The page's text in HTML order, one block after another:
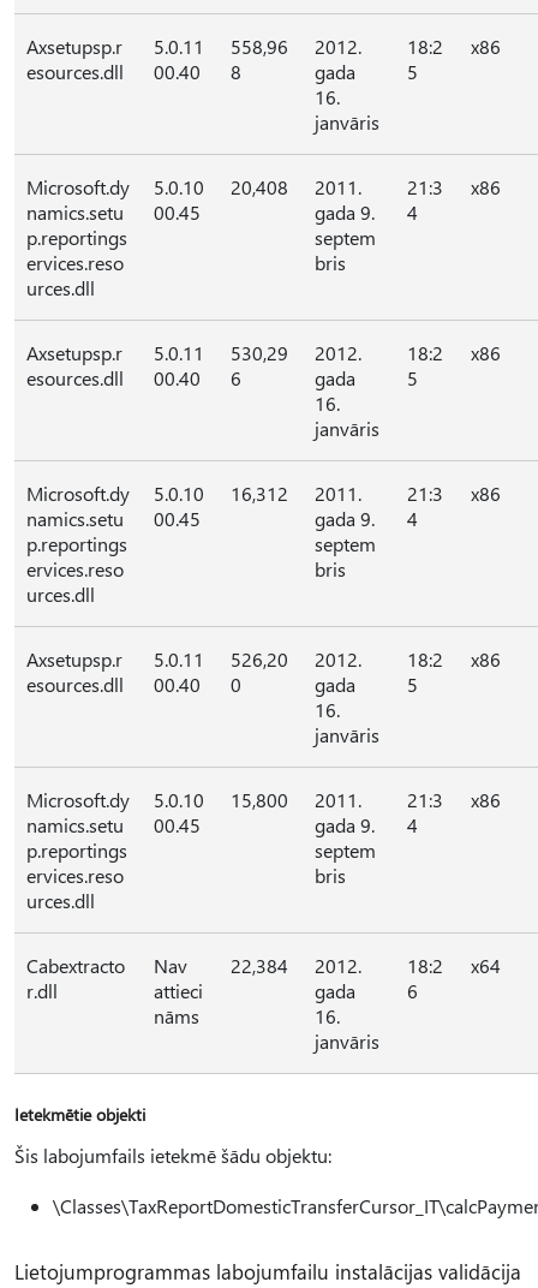
Axsetupsp.r
esources.dll
5.0.11
00.40
558,96
8
2012.
gada
16.
janvāris
18:2
5
x86
Microsoft.dy
namics.setu
p.reportings
ervices.reso
urces.dll
5.0.10
00.45
20,408
2011.
gada 9.
septem
bris
21:3
4
x86
Axsetupsp.r
esources.dll
5.0.11
00.40
530,29
6
2012.
gada
16.
janvāris
18:2
5
x86
Microsoft.dy
namics.setu
p.reportings
ervices.reso
urces.dll
5.0.10
00.45
16,312
2011.
gada 9.
septem
bris
21:3
4
x86
Axsetupsp.r
esources.dll
5.0.11
00.40
526,20
0
2012.
gada
16.
janvāris
18:2
5
x86
Microsoft.dy
namics.setu
p.reportings
ervices.reso
urces.dll
5.0.10
00.45
15,800
2011.
gada 9.
septem
bris
21:3
4
x86
Cabextracto
r.dll
Nav
attieci
nāms
22,384
2012.
gada
16.
janvāris
18:2
6
x64
Ietekmētie objekti
Šis labojumfails ietekmē šādu objektu:
Lietojumprogrammas labojumfailu instalācijas validācija